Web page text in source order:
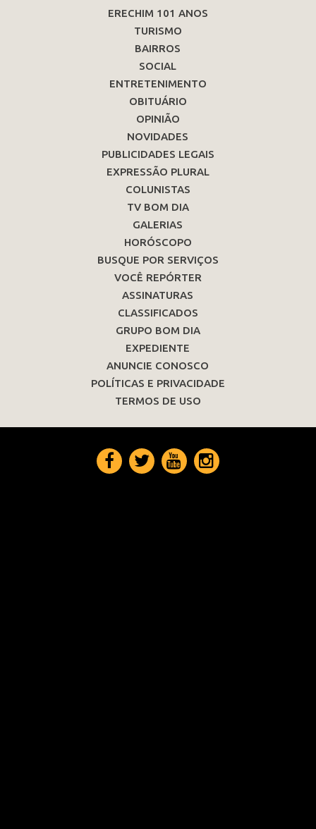
ERECHIM 101 ANOS
TURISMO
BAIRROS
SOCIAL
ENTRETENIMENTO
OBITUÁRIO
OPINIÃO
NOVIDADES
PUBLICIDADES LEGAIS
EXPRESSÃO PLURAL
COLUNISTAS
TV BOM DIA
GALERIAS
HORÓSCOPO
BUSQUE POR SERVIÇOS
VOCÊ REPÓRTER
ASSINATURAS
CLASSIFICADOS
GRUPO BOM DIA
EXPEDIENTE
ANUNCIE CONOSCO
POLÍTICAS E PRIVACIDADE
TERMOS DE USO